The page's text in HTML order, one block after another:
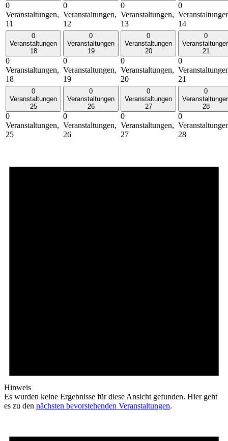
0
Veranstaltungen,
11
0
Veranstaltungen,
12
0
Veranstaltungen,
13
0
14
0
Veranstaltungen
18
0
Veranstaltungen,
18
0
Veranstaltungen
19
0
Veranstaltungen,
19
0
Veranstaltungen
20
0
Veranstaltungen,
20
0
21
0
21
0
Veranstaltungen
25
0
Veranstaltungen,
25
0
Veranstaltungen
26
0
Veranstaltungen,
26
0
Veranstaltungen
27
0
Veranstaltungen,
27
0
28
0
28
Hinweis
Es wurden keine Ergebnisse für diese Ansicht gefunden. Hier geht
es zu den nächsten bevorstehenden Veranstaltungen.